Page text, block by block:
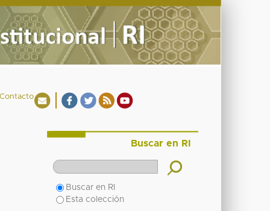
Buscar en RI
Buscar en RI
Esta colección